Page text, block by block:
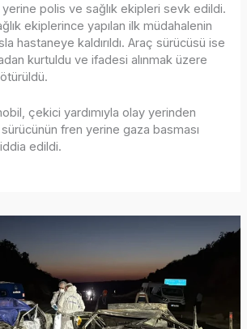
polis ve sağlık ekipleri sevk edildi.
ekiplerince yapılan ilk müdahalenin
hastaneye kaldırıldı. Araç sürücüsü ise
kurtuldu ve ifadesi alınmak üzere
çekici yardımıyla olay yerinden
sürücünün fren yerine gaza basması
edildi.